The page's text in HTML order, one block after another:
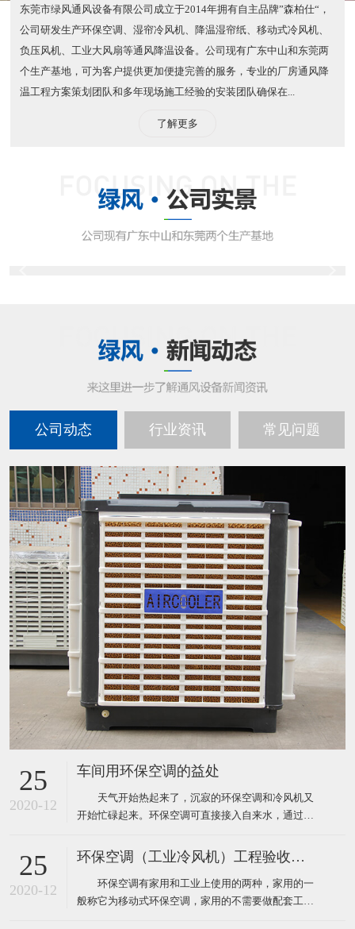
东莞市绿风通风设备有限公司成立于2014年拥有自主品牌”森柏仕“，
公司研发生产环保空调、湿帘冷风机、降温湿帘纸、移动式冷风机、
负压风机、工业大风扇等通风降温设备。公司现有广东中山和东莞两
个生产基地，可为客户提供更加便捷完善的服务，专业的厂房通风降
温工程方案策划团队和多年现场施工经验的安装团队确保在...
了解更多
公司动态 行业资讯 常见问题
25
2020-12
车间用环保空调的益处
天气开始热起来了，沉寂的环保空调和冷风机又
开始忙碌起来。环保空调可直接接入自来水，通过风
到制冷空调同样的效果，既达到了降温防暑的目的，
又节约了电能和开支，环保空调降温节能一举两得，
现在绝大多数企业都安装了这样的环保空调。下面为
大家介绍厂房降温使用
25
2020-12
环保空调（工业冷风机）工程验收标准
环保空调有家用和工业上使用的两种，家用的一
般称它为移动式环保空调，家用的不需要做配套工